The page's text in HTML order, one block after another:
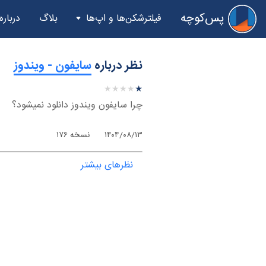
پس‌کوچه فیلترشکن‌ها و اپ‌ها بلاگ
نظر درباره‫سایفون - ویندوز
★★★★★
★
★
★
★
★
چرا سایفون ویندوز دانلود نمیشود؟
۱۴۰۴/۰۸/۱۳ نسخه ۱۷۶
نظرهای بیشتر